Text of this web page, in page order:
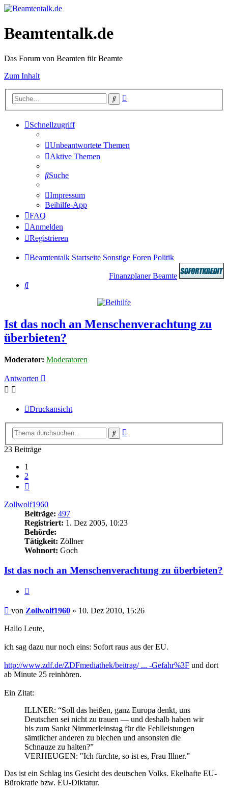
Beamtentalk.de
Das Forum von Beamten für Beamte
Zum Inhalt
Suche
Schnellzugriff
Unbeantwortete Themen
Aktive Themen
Suche
Impressum
Beihilfe-App
FAQ
Anmelden
Registrieren
Beamtentalk Startseite Sonstige Foren Politik
Finanzplaner Beamte
Suche
Ist das noch an Menschenverachtung zu
überbieten?
Moderator: Moderatoren
Antworten
Druckansicht
Suche
23 Beiträge
1
2
Zollwolf1960
Beiträge: 497
Registriert: 1. Dez 2005, 10:23
Behörde:
Tätigkeit: Zöllner
Wohnort: Goch
Ist das noch an Menschenverachtung zu überbieten?
Beitrag
von Zollwolf1960 » 10. Dez 2010, 15:26
Hallo Leute,
ich sag dazu nur noch eins: Sofort raus aus der EU.
http://www.zdf.de/ZDFmediathek/beitrag/ ... -Gefahr%3F und dort
ab Minute 25 reinhören.
Ein Zitat:
ILLNER: “Soll das heißen, ganz Europa denkt, uns
Deutschen sei nicht zu trauen — und deshalb haben wir
bis zum Sankt Nimmerleinstag für die Fehlleistungen
sämtlicher anderen zu blechen und ansonsten die
Schnauze zu halten?”
VERHEUGEN: "Ich fürchte, so ist es, Frau Illner.”
Das ist ein Schlag ins Gesicht des deutschen Volks. Ekelhafte EU-
Bürokratie bzw. EU-Diktatur.